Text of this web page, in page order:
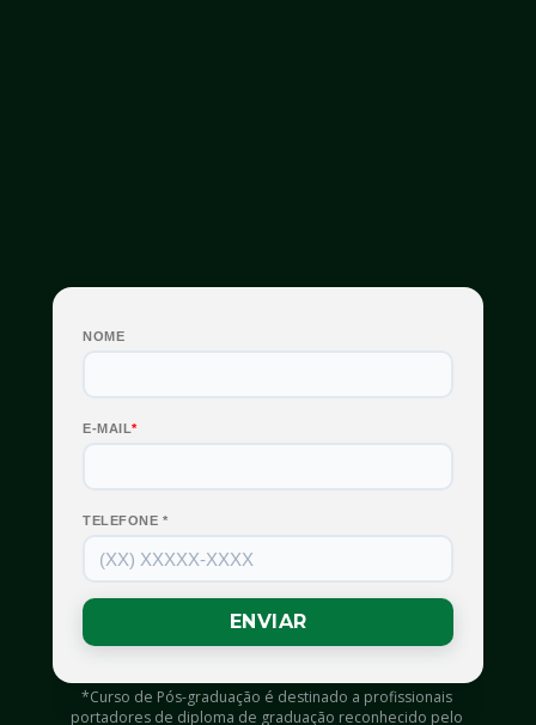
*Curso de Pós-graduação é destinado a profissionais
portadores de diploma de graduação reconhecido pelo